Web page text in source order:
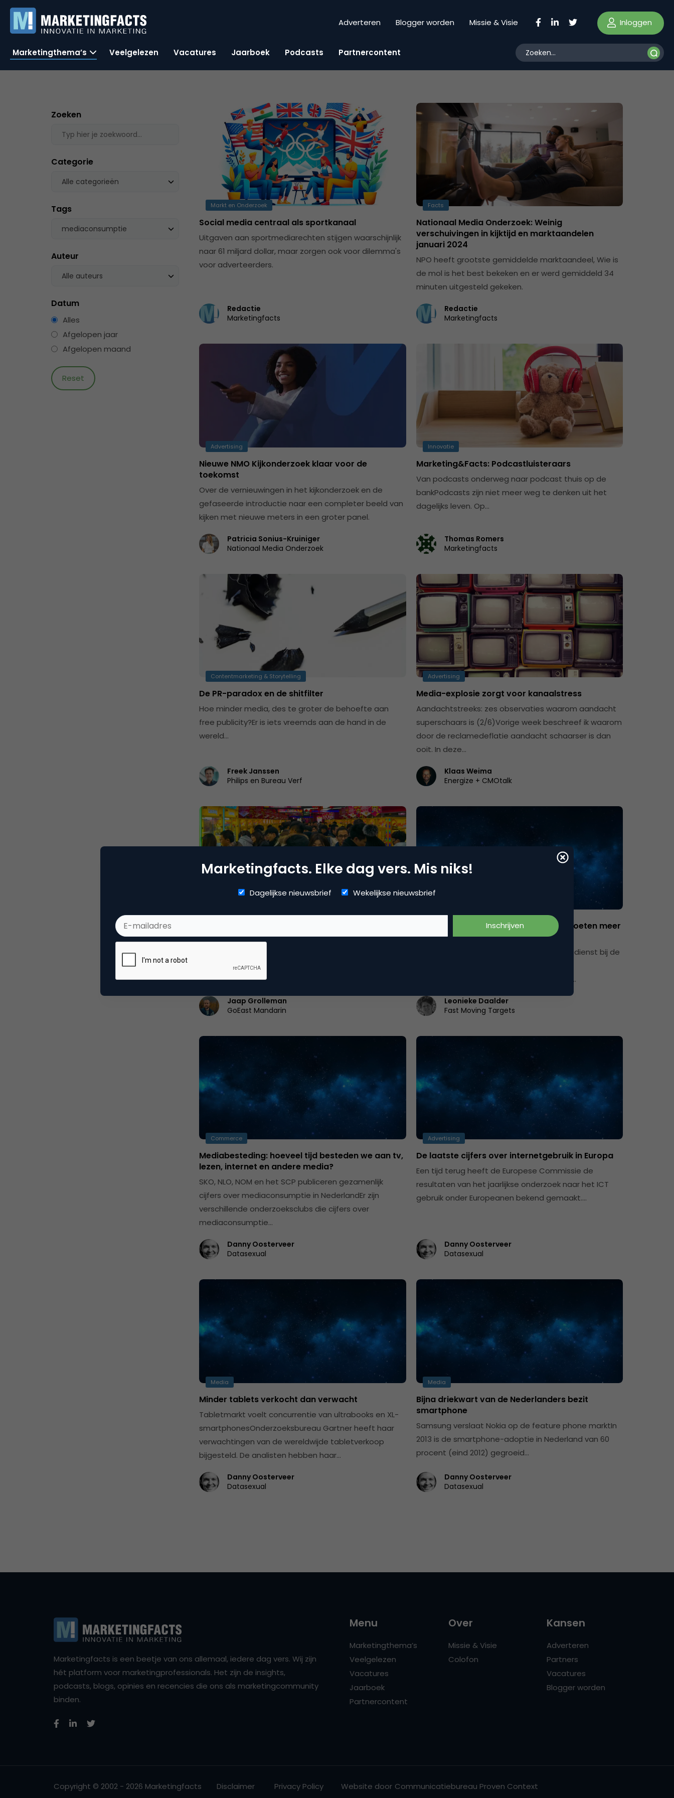
Adverteren Blogger worden Missie & Visie Inloggen
Marketingthema’s Veelgelezen Vacatures Jaarboek Podcasts Partnercontent
Zoeken
Categorie
Alle categorieën
Tags
mediaconsumptie
Auteur
Alle auteurs
Datum
Alles
Afgelopen jaar
Afgelopen maand
Markt en Onderzoek
Social media centraal als sportkanaal
Uitgaven aan sportmediarechten stijgen waarschijnlijk
naar 61 miljard dollar, maar zorgen ook voor dilemma's
voor adverteerders.
Redactie
Marketingfacts
Facts
Nationaal Media Onderzoek: Weinig
verschuivingen in kijktijd en marktaandelen
januari 2024
NPO heeft grootste gemiddelde marktaandeel, Wie is
de mol is het best bekeken en er werd gemiddeld 34
minuten uitgesteld gekeken.
Redactie
Marketingfacts
Advertising
Nieuwe NMO Kijkonderzoek klaar voor de
toekomst
Over de vernieuwingen in het kijkonderzoek en de
gefaseerde introductie naar een completer beeld van
kijken met nieuwe meters in een groter panel.
Patricia Sonius-Kruiniger
Nationaal Media Onderzoek
Innovatie
Marketing&Facts: Podcastluisteraars
Van podcasts onderweg naar podcast thuis op de
bankPodcasts zijn niet meer weg te denken uit het
dagelijks leven. Op…
Thomas Romers
Marketingfacts
Contentmarketing & Storytelling
De PR-paradox en de shitfilter
Hoe minder media, des te groter de behoefte aan
free publicity?Er is iets vreemds aan de hand in de
wereld…
Freek Janssen
Philips en Bureau Verf
Advertising
Media-explosie zorgt voor kanaalstress
Aandachtstreeks: zes observaties waarom aandacht
superschaars is (2/6)Vorige week beschreef ik waarom
door de reclamedeflatie aandacht schaarser is dan
ooit. In deze…
Klaas Weima
Energize + CMOtalk
Hoe anders gaan Chinezen om met WeChat, QR-
we twee beelden in…
Jaap Grolleman
GoEast Mandarin
Jeroen Verkroost (Persgroep): “We moeten meer
op maat doen”
Jeroen Verkroost trad een jaar geleden in dienst bij de
verantwoordelijk voor het digitale domein…
Leonieke Daalder
Fast Moving Targets
Commerce
Mediabesteding: hoeveel tijd besteden we aan tv,
lezen, internet en andere media?
SKO, NLO, NOM en het SCP publiceren gezamenlijk
cijfers over mediaconsumptie in NederlandEr zijn
verschillende onderzoeksclubs die cijfers over
mediaconsumptie…
Danny Oosterveer
Datasexual
Advertising
De laatste cijfers over internetgebruik in Europa
Een tijd terug heeft de Europese Commissie de
resultaten van het jaarlijkse onderzoek naar het ICT
gebruik onder Europeanen bekend gemaakt.…
Danny Oosterveer
Datasexual
Media
Minder tablets verkocht dan verwacht
Tabletmarkt voelt concurrentie van ultrabooks en XL-
smartphonesOnderzoeksbureau Gartner heeft haar
verwachtingen van de wereldwijde tabletverkoop
bijgesteld. De analisten hebben haar…
Danny Oosterveer
Datasexual
Media
Bijna driekwart van de Nederlanders bezit
smartphone
Samsung verslaat Nokia op de feature phone marktIn
2013 is de smartphone-adoptie in Nederland van 60
procent (eind 2012) gegroeid…
Danny Oosterveer
Datasexual
Marketingfacts. Elke dag vers. Mis niks!
Dagelijkse nieuwsbrief Wekelijkse nieuwsbrief
Marketingfacts is een beetje van ons allemaal, iedere dag vers. Wij zijn
hét platform voor marketingprofessionals. Het zijn de insights,
podcasts, blogs, opinies en recencies die ons als marketingcommunity
binden.
Menu
Marketingthema’s
Veelgelezen
Vacatures
Jaarboek
Partnercontent
Over
Missie & Visie
Colofon
Kansen
Adverteren
Partners
Vacatures
Blogger worden
Copyright © 2002 - 2026 Marketingfacts Disclaimer Privacy Policy Website door Communicatiebureau Proven Context